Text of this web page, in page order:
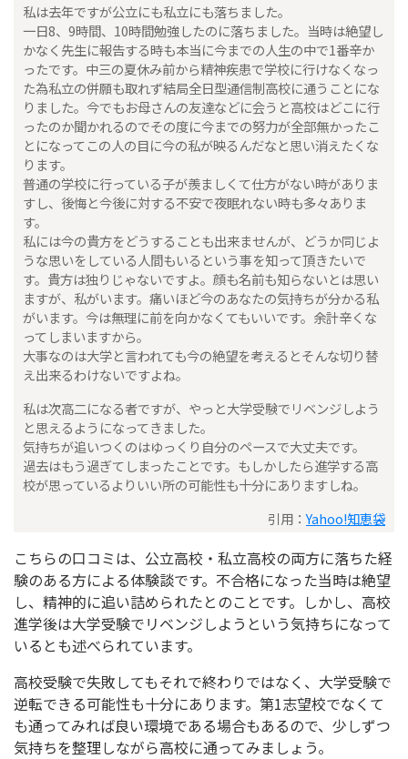
私は去年ですが公立にも私立にも落ちました。
一日8、9時間、10時間勉強したのに落ちました。当時は絶望し
かなく先生に報告する時も本当に今までの人生の中で1番辛か
ったです。中三の夏休み前から精神疾患で学校に行けなくなっ
た為私立の併願も取れず結局全日型通信制高校に通うことにな
りました。今でもお母さんの友達などに会うと高校はどこに行
ったのか聞かれるのでその度に今までの努力が全部無かったこ
とになってこの人の目に今の私が映るんだなと思い消えたくな
ります。
普通の学校に行っている子が羨ましくて仕方がない時がありま
すし、後悔と今後に対する不安で夜眠れない時も多々ありま
す。
私には今の貴方をどうすることも出来ませんが、どうか同じよ
うな思いをしている人間もいるという事を知って頂きたいで
す。貴方は独りじゃないですよ。顔も名前も知らないとは思い
ますが、私がいます。痛いほど今のあなたの気持ちが分かる私
がいます。今は無理に前を向かなくてもいいです。余計辛くな
ってしまいますから。
大事なのは大学と言われても今の絶望を考えるとそんな切り替
え出来るわけないですよね。
私は次高二になる者ですが、やっと大学受験でリベンジしよう
と思えるようになってきました。
気持ちが追いつくのはゆっくり自分のペースで大丈夫です。
過去はもう過ぎてしまったことです。もしかしたら進学する高
校が思っているよりいい所の可能性も十分にありますしね。
引用：Yahoo!知恵袋
こちらの口コミは、公立高校・私立高校の両方に落ちた経
験のある方による体験談です。不合格になった当時は絶望
し、精神的に追い詰められたとのことです。しかし、高校
進学後は大学受験でリベンジしようという気持ちになって
いるとも述べられています。
高校受験で失敗してもそれで終わりではなく、大学受験で
逆転できる可能性も十分にあります。第1志望校でなくて
も通ってみれば良い環境である場合もあるので、少しずつ
気持ちを整理しながら高校に通ってみましょう。